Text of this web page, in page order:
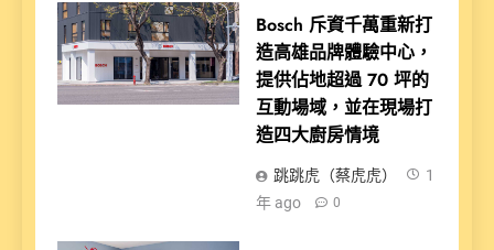
Bosch 斥資千萬重新打
造高雄品牌體驗中心，
提供佔地超過 70 坪的
互動場域，並在現場打
造四大廚房情境
跳跳虎（蔡虎虎）
1
年 ago
0